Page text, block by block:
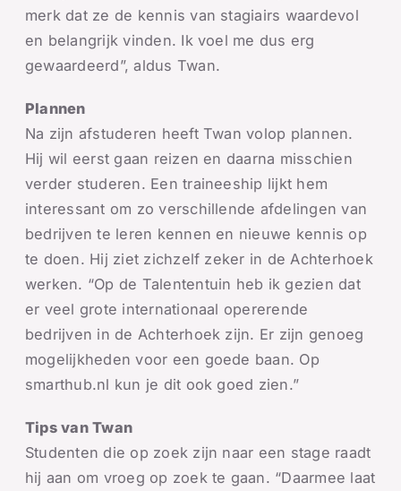
merk dat ze de kennis van stagiairs waardevol
en belangrijk vinden. Ik voel me dus erg
gewaardeerd”, aldus Twan.
Plannen
Na zijn afstuderen heeft Twan volop plannen.
Hij wil eerst gaan reizen en daarna misschien
verder studeren. Een traineeship lijkt hem
interessant om zo verschillende afdelingen van
bedrijven te leren kennen en nieuwe kennis op
te doen. Hij ziet zichzelf zeker in de Achterhoek
werken. “Op de Talententuin heb ik gezien dat
er veel grote internationaal opererende
bedrijven in de Achterhoek zijn. Er zijn genoeg
mogelijkheden voor een goede baan. Op
smarthub.nl kun je dit ook goed zien.”
Tips van Twan
Studenten die op zoek zijn naar een stage raadt
hij aan om vroeg op zoek te gaan. “Daarmee laat